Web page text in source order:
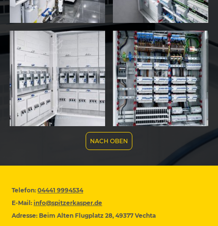
NACH OBEN
Telefon: 04441 9994534
E-Mail: info@spitzerkasper.de
Adresse: Beim Alten Flugplatz 28, 49377 Vechta